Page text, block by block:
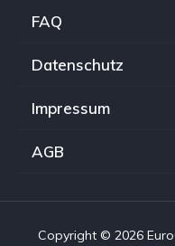
FAQ
Datenschutz
Impressum
AGB
Copyright © 2026